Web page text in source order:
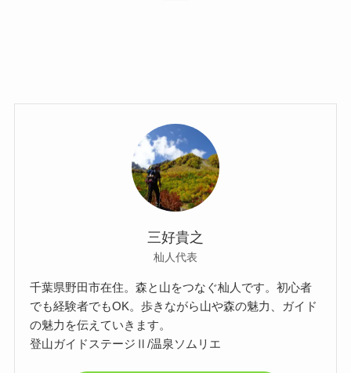
三好貴之
杣人代表
千葉県野田市在住。森と山をつなぐ杣人です。初心者
でも経験者でもOK。歩きながら山や森の魅力、ガイド
の魅力を伝えていきます。
登山ガイドステージⅡ/温泉ソムリエ